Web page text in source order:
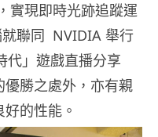
實現即時光跡追蹤運
聯同 NVIDIA 舉行
代」遊戲直播分享
勝之處外，亦有親
的性能。